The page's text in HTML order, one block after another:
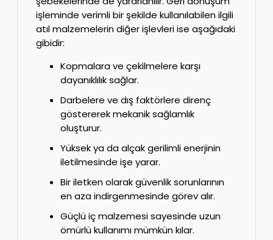
işleminde verimli bir şekilde kullanılabilen ilgili
atıl malzemelerin diğer işlevleri ise aşağıdaki
gibidir:
Kopmalara ve çekilmelere karşı
dayanıklılık sağlar.
Darbelere ve dış faktörlere direnç
göstererek mekanik sağlamlık
oluşturur.
Yüksek ya da alçak gerilimli enerjinin
iletilmesinde işe yarar.
Bir iletken olarak güvenlik sorunlarının
en aza indirgenmesinde görev alır.
Güçlü iç malzemesi sayesinde uzun
ömürlü kullanımı mümkün kılar.